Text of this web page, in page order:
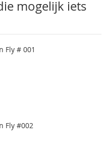
mogelijk iets
Fly # 001
Fly #002